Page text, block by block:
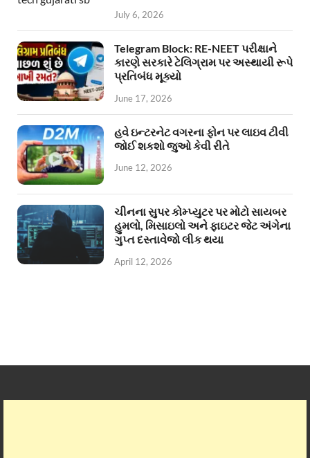
July 6, 2026
Telegram Block: RE-NEET પરીક્ષાને
કારણે સરકારે ટેલિગ્રામ પર અસ્થાયી રૂપે
પ્રતિબંધ મૂક્યો
June 17, 2026
હવે ઇન્ટરનેટ વગરના ફોન પર લાઇવ ટીવી
જોઈ શકશો જુઓ કેવી રીતે
June 12, 2026
ચીનના સુપર કોમ્પ્યુટર પર મોટો સાયબર
હુમલો, મિસાઇલો અને ફાઇટર જેટ અંગેના
ગુપ્ત દસ્તાવેજો લીક થયા
April 12, 2026